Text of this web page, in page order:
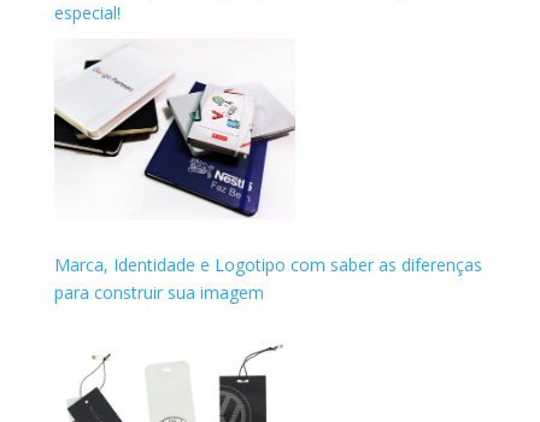
especial!
Marca, Identidade e Logotipo com saber as diferenças
para construir sua imagem